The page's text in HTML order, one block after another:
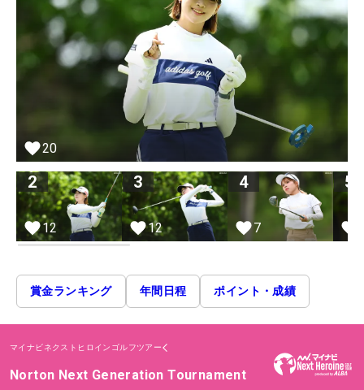
20
2
12
3
12
4
7
5
賞金ランキング 年間日程 ポイント・成績
マイナビネクストヒロインゴルフツアー
Norton Next Generation Tournament